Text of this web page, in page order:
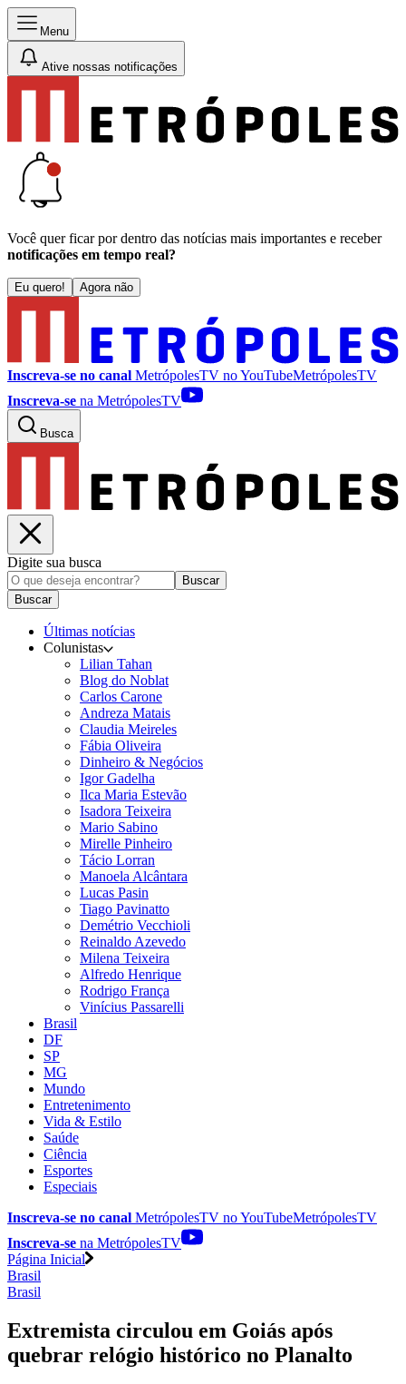
Menu
Ative nossas notificações
Você quer ficar por dentro das notícias mais importantes e receber
notificações em tempo real?
Eu quero! Agora não
Inscreva-se no canal MetrópolesTV noYouTubeMetrópolesTV
Inscreva-se na MetrópolesTV
Busca
Digite sua busca
Buscar
Buscar
Últimas notícias
Colunistas
Lilian Tahan
Blog do Noblat
Carlos Carone
Andreza Matais
Claudia Meireles
Fábia Oliveira
Dinheiro & Negócios
Igor Gadelha
Ilca Maria Estevão
Isadora Teixeira
Mario Sabino
Mirelle Pinheiro
Tácio Lorran
Manoela Alcântara
Lucas Pasin
Tiago Pavinatto
Demétrio Vecchioli
Reinaldo Azevedo
Milena Teixeira
Alfredo Henrique
Rodrigo França
Vinícius Passarelli
Brasil
DF
SP
MG
Mundo
Entretenimento
Vida & Estilo
Saúde
Ciência
Esportes
Especiais
Inscreva-se no canal MetrópolesTV noYouTubeMetrópolesTV
Inscreva-se na MetrópolesTV
Página Inicial
Brasil
Brasil
Extremista circulou em Goiás após
quebrar relógio histórico no Planalto